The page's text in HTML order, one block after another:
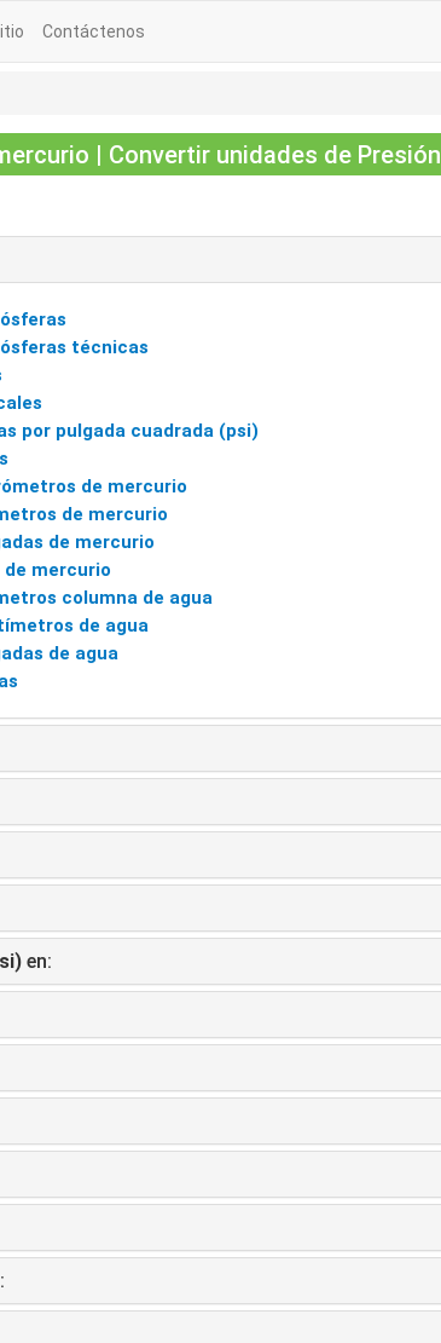
Contáctenos
| Convertir unidades de Presión
técnicas
por pulgada cuadrada (psi)
de mercurio
de mercurio
de mercurio
de mercurio
columna de agua
de agua
de agua
en: